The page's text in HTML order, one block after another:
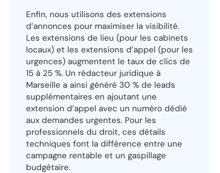
Enfin, nous utilisons des extensions
d’annonces pour maximiser la visibilité.
Les extensions de lieu (pour les cabinets
locaux) et les extensions d’appel (pour les
urgences) augmentent le taux de clics de
15 à 25 %. Un rédacteur juridique à
Marseille a ainsi généré 30 % de leads
supplémentaires en ajoutant une
extension d’appel avec un numéro dédié
aux demandes urgentes. Pour les
professionnels du droit, ces détails
techniques font la différence entre une
campagne rentable et un gaspillage
budgétaire.